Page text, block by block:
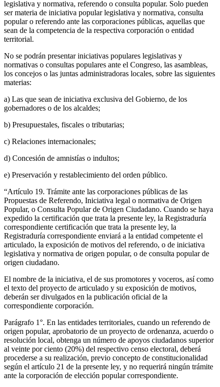
legislativa y normativa, referendo o consulta popular. Solo pueden
ser materia de iniciativa popular legislativa y normativa, consulta
popular o referendo ante las corporaciones públicas, aquellas que
sean de la competencia de la respectiva corporación o entidad
territorial.
No se podrán presentar iniciativas populares legislativas y
normativas o consultas populares ante el Congreso, las asambleas,
los concejos o las juntas administradoras locales, sobre las siguientes
materias:
a) Las que sean de iniciativa exclusiva del Gobierno, de los
gobernadores o de los alcaldes;
b) Presupuestales, fiscales o tributarias;
c) Relaciones internacionales;
d) Concesión de amnistías o indultos;
e) Preservación y restablecimiento del orden público.
“Artículo 19. Trámite ante las corporaciones públicas de las
Propuestas de Referendo, Iniciativa legal o normativa de Origen
Popular, o Consulta Popular de Origen Ciudadano. Cuando se haya
expedido la certificación que trata la presente ley, la Registraduría
correspondiente certificación que trata la presente ley, la
Registraduría correspondiente enviará a la entidad competente el
articulado, la exposición de motivos del referendo, o de iniciativa
legislativa y normativa de origen popular, o de consulta popular de
origen ciudadano.
El nombre de la iniciativa, el de sus promotores y voceros, así como
el texto del proyecto de articulado y su exposición de motivos,
deberán ser divulgados en la publicación oficial de la
correspondiente corporación.
Parágrafo 1°. En las entidades territoriales, cuando un referendo de
origen popular, aprobatorio de un proyecto de ordenanza, acuerdo o
resolución local, obtenga un número de apoyos ciudadanos superior
al veinte por ciento (20%) del respectivo censo electoral, deberá
procederse a su realización, previo concepto de constitucionalidad
según el artículo 21 de la presente ley, y no requerirá ningún trámite
ante la corporación de elección popular correspondiente.